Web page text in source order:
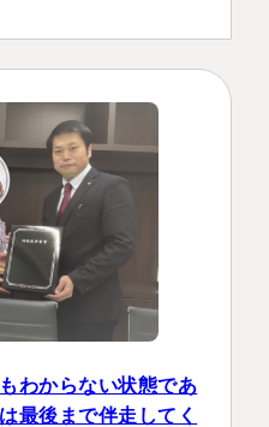
大阪府大阪市北区角田町8番47号
Access
します！」としか言えない
わからない状態であ
最後まで伴走してく